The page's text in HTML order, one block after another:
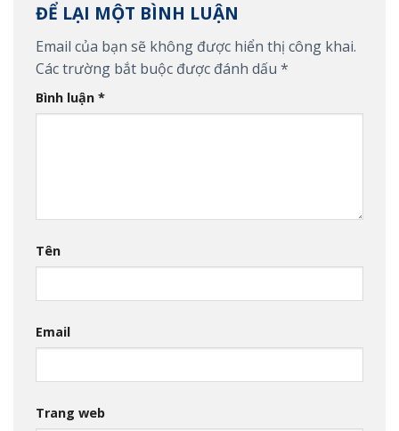
ĐỂ LẠI MỘT BÌNH LUẬN
Email của bạn sẽ không được hiển thị công khai.
Các trường bắt buộc được đánh dấu *
Bình luận *
Tên
Email
Trang web